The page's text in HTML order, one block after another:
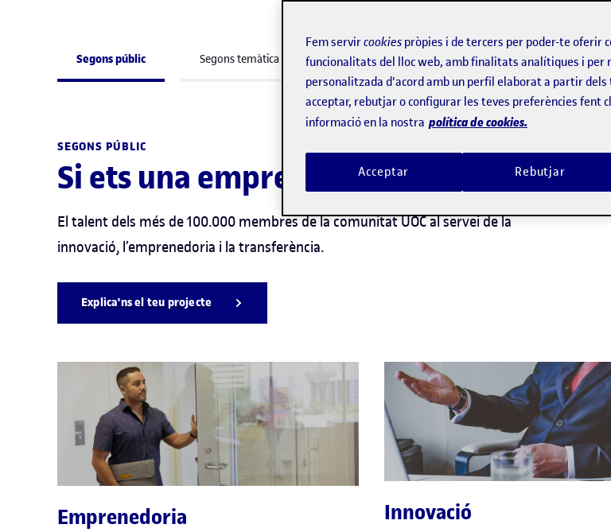
Segons públic Segons temàtica
SEGONS PÚBLIC
Si ets una empresa o institució
El talent dels més de 100.000 membres de la comunitat UOC al servei de la
innovació, l’emprenedoria i la transferència.
Explica'ns el teu projecte
Emprenedoria Innovació
Fem servircookies pròpies i de tercers per poder-te oferir
funcionalitats del lloc web, amb finalitats analítiques i
personalitzada d'acord amb un perfil elaborat a partir dels
acceptar, rebutjar o configurar les teves preferències fent
informació en la nostra política de cookies.
Rebutjar
Acceptar